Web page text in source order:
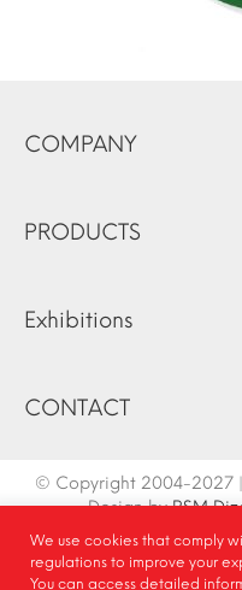
COMPANY
PRODUCTS
Exhibitions
CONTACT
© Copyright 2004-2027 |
Design byRSM
Contact Info | Site
|
We use cookies that comply
regulations to improve your
You can access detailed